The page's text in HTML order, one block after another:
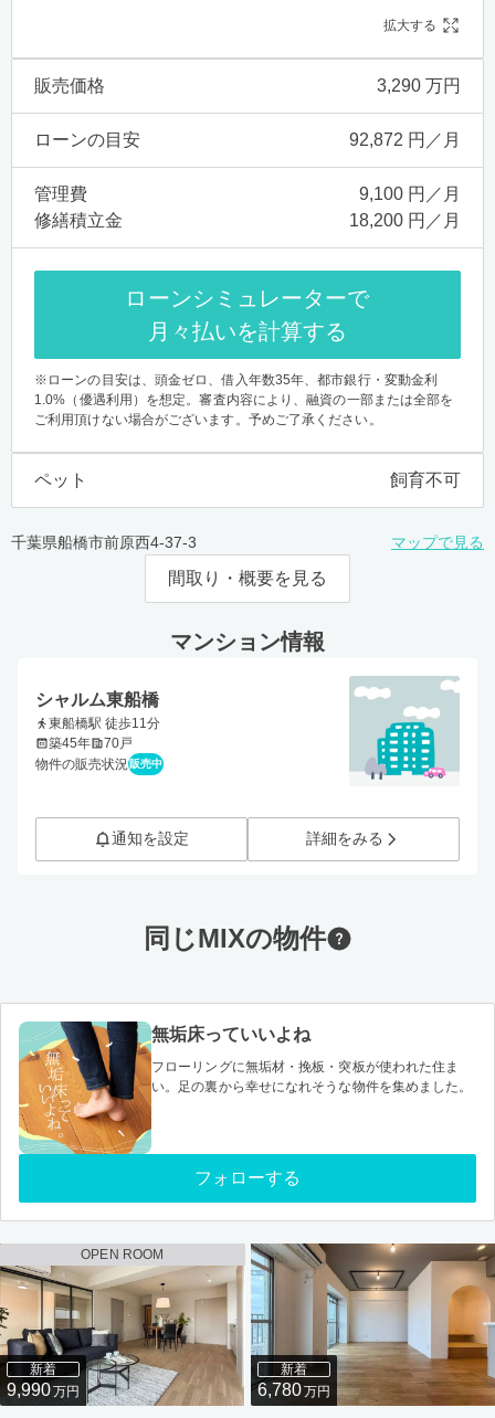
拡大する
販売価格 3,290 万円
ローンの目安 92,872 円／月
管理費
9,100 円／月
修繕積立金
18,200 円／月
ローンシミュレーターで
月々払いを計算する
※ローンの目安は、頭金ゼロ、借入年数35年、都市銀行・変動金利
1.0%（優遇利用）を想定。審査内容により、融資の一部または全部を
ご利用頂けない場合がございます。予めご了承ください。
ペット 飼育不可
千葉県船橋市前原西4-37-3 マップで見る
間取り・概要を見る
マンション情報
シャルム東船橋
東船橋駅 徒歩11分
築45年
70戸
物件の販売状況 販売中
通知を設定 詳細をみる
同じMIXの物件
無垢床っていいよね
フローリングに無垢材・挽板・突板が使われた住ま
い。足の裏から幸せになれそうな物件を集めました。
フォローする
OPEN ROOM
新着
9,990万円
新着
6,780万円